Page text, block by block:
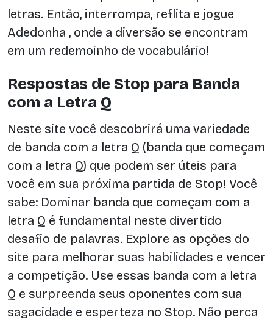
letras. Então, interrompa, reflita e jogue
Adedonha , onde a diversão se encontram
em um redemoinho de vocabulário!
Respostas de Stop para Banda
com a Letra Q
Neste site você descobrirá uma variedade
de banda com a letra Q (banda que começam
com a letra Q) que podem ser úteis para
você em sua próxima partida de Stop! Você
sabe: Dominar banda que começam com a
letra Q é fundamental neste divertido
desafio de palavras. Explore as opções do
site para melhorar suas habilidades e vencer
a competição. Use essas banda com a letra
Q e surpreenda seus oponentes com sua
sagacidade e esperteza no Stop. Não perca